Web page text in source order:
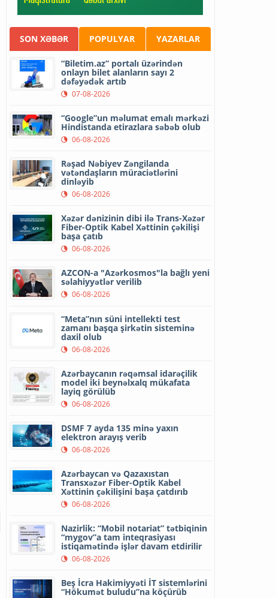
SON XƏBƏR POPULYAR YAZARLAR
“Biletim.az” portalı üzərindən
onlayn bilet alanların sayı 2
dəfəyədək artıb
07-08-2026
“Google”un məlumat emalı mərkəzi
Hindistanda etirazlara səbəb olub
06-08-2026
Rəşad Nəbiyev Zəngilanda
vətəndaşların müraciətlərini
dinləyib
06-08-2026
Xəzər dənizinin dibi ilə Trans-Xəzər
Fiber-Optik Kabel Xəttinin çəkilişi
başa çatıb
06-08-2026
AZCON-a "Azərkosmos"la bağlı yeni
səlahiyyətlər verilib
06-08-2026
“Meta”nın süni intellekti test
zamanı başqa şirkətin sisteminə
daxil olub
06-08-2026
Azərbaycanın rəqəmsal idarəçilik
model iki beynəlxalq mükafata
layiq görülüb
06-08-2026
DSMF 7 ayda 135 minə yaxın
elektron arayış verib
06-08-2026
Azərbaycan və Qazaxıstan
Transxəzər Fiber-Optik Kabel
Xəttinin çəkilişini başa çatdırıb
06-08-2026
Nazirlik: “Mobil notariat” tətbiqinin
“mygov”a tam inteqrasiyası
istiqamətində işlər davam etdirilir
06-08-2026
Beş İcra Hakimiyyəti İT sistemlərini
“Hökumət buludu”na köçürüb